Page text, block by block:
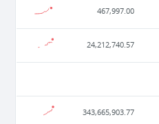
467,997.00
24,212,740.57
343,665,903.77